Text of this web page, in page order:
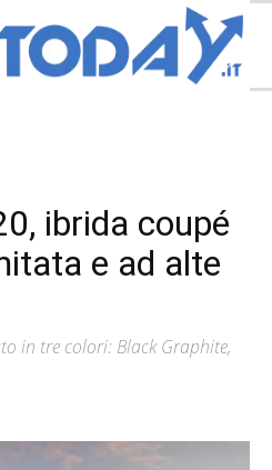
ibrida coupé
e ad alte
in tre colori: Black Graphite,